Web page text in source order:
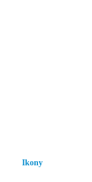
Ikony